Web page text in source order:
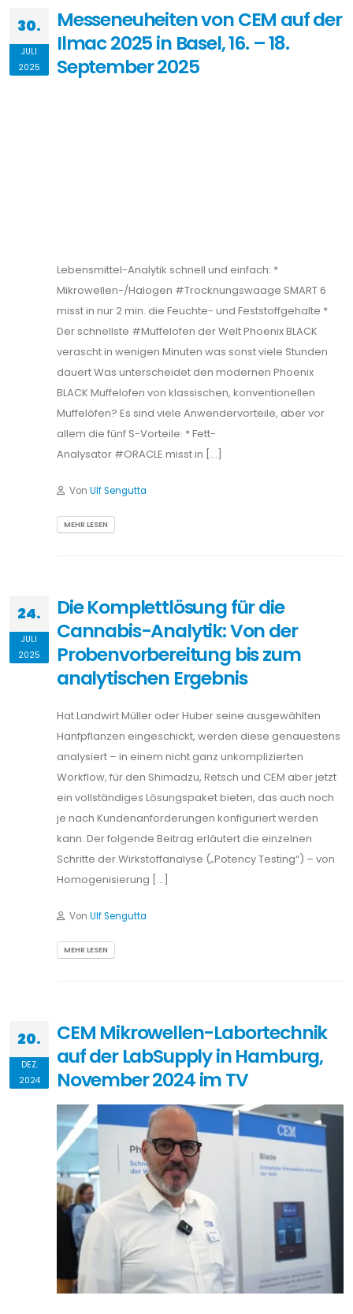
30.
JULI
2025
Messeneuheiten von CEM auf der
Ilmac 2025 in Basel, 16. – 18.
September 2025
Lebensmittel-Analytik schnell und einfach: *
Mikrowellen-/Halogen #Trocknungswaage SMART 6
misst in nur 2 min. die Feuchte- und Feststoffgehalte *
Der schnellste #Muffelofen der Welt Phoenix BLACK
verascht in wenigen Minuten was sonst viele Stunden
dauert Was unterscheidet den modernen Phoenix
BLACK Muffelofen von klassischen, konventionellen
Muffelöfen? Es sind viele Anwendervorteile, aber vor
allem die fünf S-Vorteile: * Fett-
Analysator #ORACLE misst in […]
Von Ulf Sengutta
MEHR LESEN
24.
JULI
2025
Die Komplettlösung für die
Cannabis-Analytik: Von der
Probenvorbereitung bis zum
analytischen Ergebnis
Hat Landwirt Müller oder Huber seine ausgewählten
Hanfpflanzen eingeschickt, werden diese genauestens
analysiert – in einem nicht ganz unkomplizierten
Workflow, für den Shimadzu, Retsch und CEM aber jetzt
ein vollständiges Lösungspaket bieten, das auch noch
je nach Kundenanforderungen konfiguriert werden
kann. Der folgende Beitrag erläutert die einzelnen
Schritte der Wirkstoffanalyse („Potency Testing“) – von
Homogenisierung […]
Von Ulf Sengutta
MEHR LESEN
20.
DEZ.
2024
CEM Mikrowellen-Labortechnik
auf der LabSupply in Hamburg,
November 2024 im TV